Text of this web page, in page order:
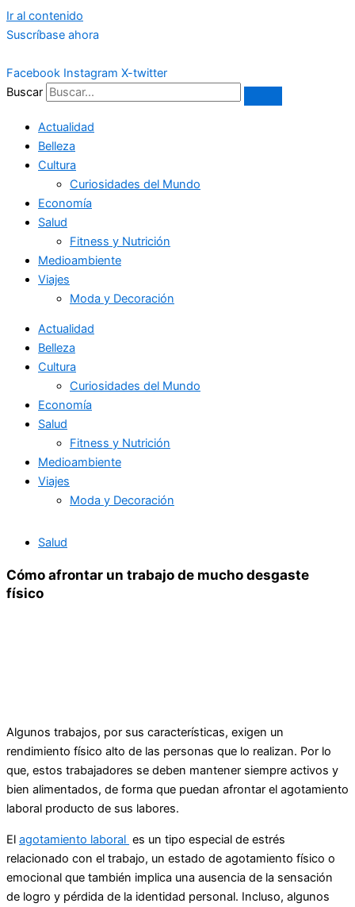
Ir al contenido
Suscríbase ahora
Facebook Instagram X-twitter
Buscar
Actualidad
Belleza
Cultura
Curiosidades del Mundo
Economía
Salud
Fitness y Nutrición
Medioambiente
Viajes
Moda y Decoración
Actualidad
Belleza
Cultura
Curiosidades del Mundo
Economía
Salud
Fitness y Nutrición
Medioambiente
Viajes
Moda y Decoración
Salud
Cómo afrontar un trabajo de mucho desgaste
físico
Algunos trabajos, por sus características, exigen un
rendimiento físico alto de las personas que lo realizan. Por lo
que, estos trabajadores se deben mantener siempre activos y
bien alimentados, de forma que puedan afrontar el agotamiento
laboral producto de sus labores.
El agotamiento laboral es un tipo especial de estrés
relacionado con el trabajo, un estado de agotamiento físico o
emocional que también implica una ausencia de la sensación
de logro y pérdida de la identidad personal. Incluso, algunos